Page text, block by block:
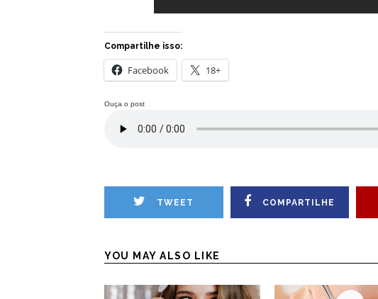
Compartilhe isso:
Facebook 18+
Ouça o post
TWEET COMPARTILHE
YOU MAY ALSO LIKE